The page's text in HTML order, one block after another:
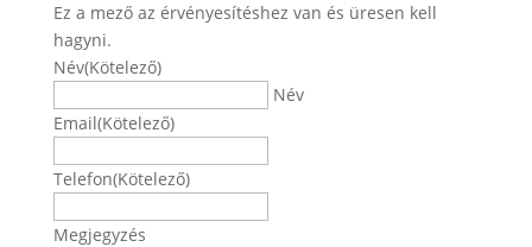
Ez a mező az érvényesítéshez van és üresen kell
hagyni.
Név(Kötelező)
Név
Email(Kötelező)
Telefon(Kötelező)
Megjegyzés